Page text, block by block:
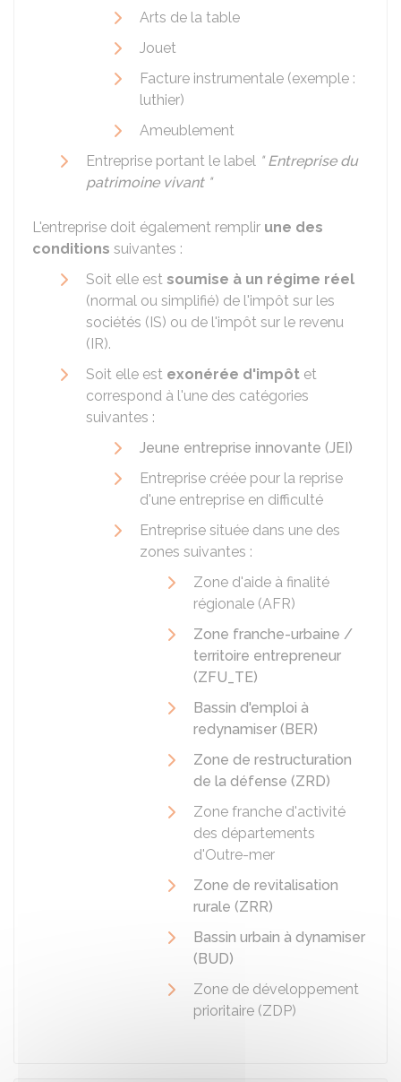
Arts de la table
Jouet
Facture instrumentale (exemple :
luthier)
Ameublement
Entreprise portant le label " Entreprise du
patrimoine vivant"
L'entreprise doit également remplir une des
conditions suivantes :
Soit elle est soumise à un régime réel
(normal ou simplifié) de l'impôt sur les
sociétés (IS) ou de l'impôt sur le revenu
(IR).
Soit elle est exonérée d'impôt et
correspond à l'une des catégories
suivantes :
Jeune entreprise innovante (JEI)
Entreprise créée pour la reprise
d'une entreprise en difficulté
Entreprise située dans une des
zones suivantes :
Zone d'aide à finalité
régionale (AFR)
Zone franche-urbaine /
territoire entrepreneur
(ZFU_TE)
Bassin d'emploi à
redynamiser (BER)
Zone de restructuration
de la défense (ZRD)
Zone franche d'activité
des départements
d'Outre-mer
Zone de revitalisation
rurale (ZRR)
Bassin urbain à dynamiser
(BUD)
Zone de développement
prioritaire (ZDP)